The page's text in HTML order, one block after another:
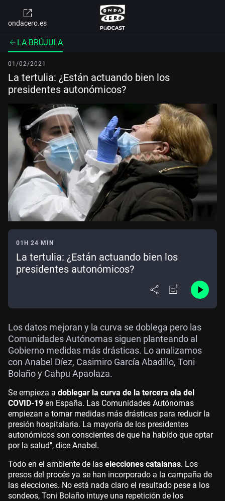
ondacero.es
LA BRÚJULA
01/02/2021
La tertulia: ¿Están actuando bien los
presidentes autonómicos?
01H 24 MIN
La tertulia: ¿Están actuando bien los
presidentes autonómicos?
Los datos mejoran y la curva se doblega pero las
Comunidades Autónomas siguen planteando al
Gobierno medidas más drásticas. Lo analizamos
con Anabel Díez, Casimiro García Abadillo, Toni
Bolaño y Cahpu Apaolaza.
Se empieza a doblegar la curva de la tercera ola del
COVID-19 en España. Las Comunidades Autónomas
empiezan a tomar medidas más drásticas para reducir la
presión hospitalaria. La mayoría de los presidentes
autonómicos son conscientes de que ha habido que optar
por la salud", dice Anabel.
Todo en el ambiente de las elecciones catalanas. Los
presos del procés ya se han incorporado a la campaña de
las elecciones. No está nada claro el resultado pese a los
sondeos, Toni Bolaño intuye una repetición de los